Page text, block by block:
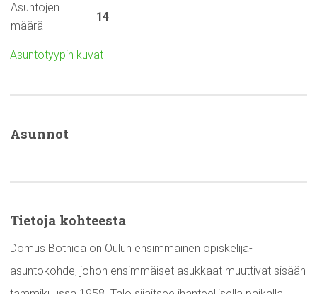
Asuntojen
määrä
14
Asuntotyypin kuvat
Asunnot
Tietoja kohteesta
Domus Botnica on Oulun ensimmäinen opiskelija-
asuntokohde, johon ensimmäiset asukkaat muuttivat sisään